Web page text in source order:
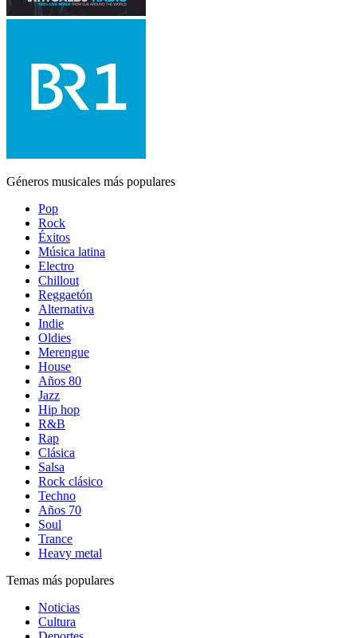
Géneros musicales más populares
Pop
Rock
Éxitos
Música latina
Electro
Chillout
Reggaetón
Alternativa
Indie
Oldies
Merengue
House
Años 80
Jazz
Hip hop
R&B
Rap
Clásica
Salsa
Rock clásico
Techno
Años 70
Soul
Trance
Heavy metal
Temas más populares
Noticias
Cultura